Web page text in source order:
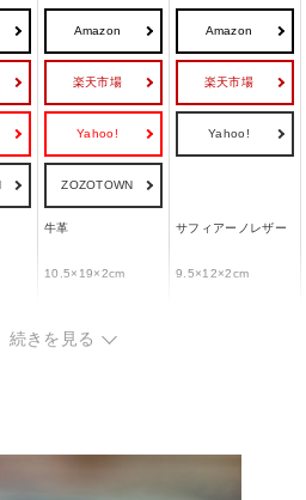
Amazon
楽天市場
Yahoo!
ZOZOTOWN
Amazon
楽天市場
Yahoo!
牛革 サフィアーノレザー
10.5×19×2cm 9.5×12×2cm
続きを見る